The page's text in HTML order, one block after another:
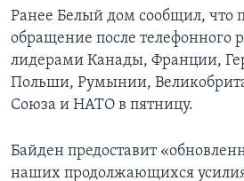
Ранее Белый дом сообщил, что
обращение после телефонного
лидерами Канады, Франции,
Польши, Румынии,
Союза и НАТО в пятницу.
Байден предоставит
наших продолжающихся